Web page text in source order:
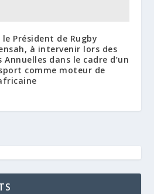
Président de Rugby
à intervenir lors des
Annuelles dans le cadre d’un
comme moteur de